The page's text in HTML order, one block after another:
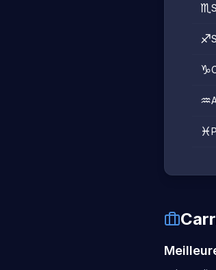
♏
♐
♑
♒
♓